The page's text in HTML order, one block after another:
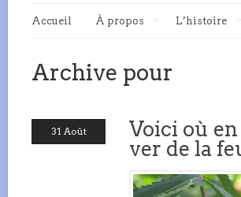
Accueil À propos L’histoire
Archive pour
31 Août
Voici où
ver de la